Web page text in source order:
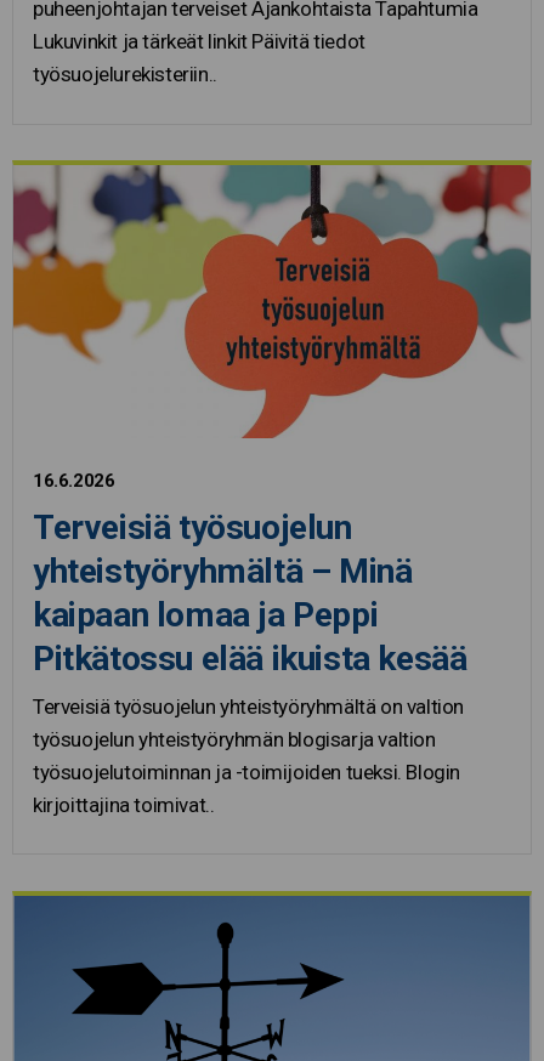
puheenjohtajan terveiset Ajankohtaista Tapahtumia
Lukuvinkit ja tärkeät linkit Päivitä tiedot
työsuojelurekisteriin..
16.6.2026
Terveisiä työsuojelun
yhteistyöryhmältä – Minä
kaipaan lomaa ja Peppi
Pitkätossu elää ikuista kesää
Terveisiä työsuojelun yhteistyöryhmältä on valtion
työsuojelun yhteistyöryhmän blogisarja valtion
työsuojelutoiminnan ja -toimijoiden tueksi. Blogin
kirjoittajina toimivat..